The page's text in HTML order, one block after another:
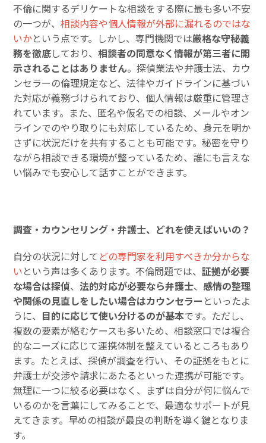
不倫に関するデリケートな相談をする際に最も多い不安
の一つが、相談内容や個人情報が外部に漏れるのではな
いかという点です。しかし、専門機関では厳格な守秘義
務を徹底しており、相談者の同意なく情報が第三者に開
示されることはありません。探偵業法や弁護士法、カウ
ンセラーの倫理規定など、法律やガイドラインに基づい
た対応が義務づけられており、個人情報は厳重に管理さ
れています。また、匿名や仮名での相談、メールやオン
ラインでのやり取りにも対応しているため、身元を明か
さずに状況だけを共有することも可能です。秘密を守り
ながら相談できる環境が整っているため、誰にも言えな
い悩みでも安心して話すことができます。
調査・カウンセリング・弁護士、どれを使えばいいの？
自分の状況に対して どの専門家を利用すべきか分からな
いという声は多くあります。不倫問題では、証拠が必要
な場合は探偵、法的対応が必要なら弁護士、 感情の整理
や関係の見直しをしたい場合はカウンセラー といったよ
うに、 目的に応じて使い分けるのが基本です。ただし、
複数の要素が絡むケースも多いため、相談窓口では複合
的なニーズに応じて連携体制を整えているところもあり
ます。たとえば、探偵が調査を行い、その証拠をもとに
弁護士が交渉や請求にあたるといった連携が可能です。
無理に一つに絞る必要はなく、まずは自分が何に悩んで
いるのかを言葉にしてみることで、最適なサポートが見
えてきます。早めの相談が最良の判断を導く鍵となりま
す。